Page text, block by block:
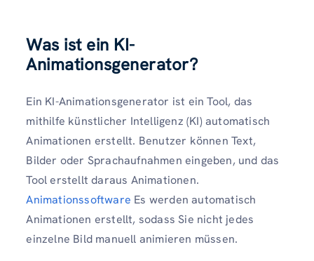
Was ist ein KI-
Animationsgenerator?
Ein KI-Animationsgenerator ist ein Tool, das
mithilfe künstlicher Intelligenz (KI) automatisch
Animationen erstellt. Benutzer können Text,
Bilder oder Sprachaufnahmen eingeben, und das
Tool erstellt daraus Animationen.
Animationssoftware Es werden automatisch
Animationen erstellt, sodass Sie nicht jedes
einzelne Bild manuell animieren müssen.